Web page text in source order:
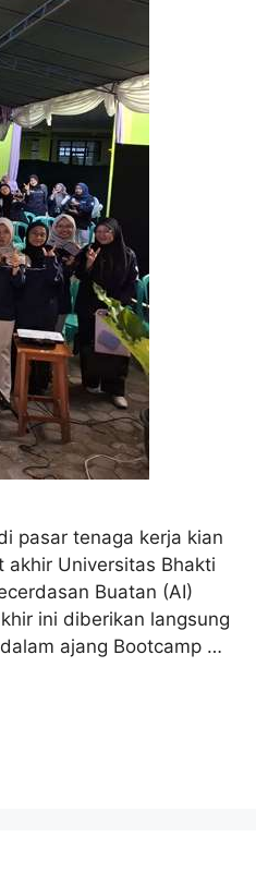
pasar tenaga kerja kian
Universitas Bhakti
Buatan (AI)
ini diberikan langsung
ajang Bootcamp …